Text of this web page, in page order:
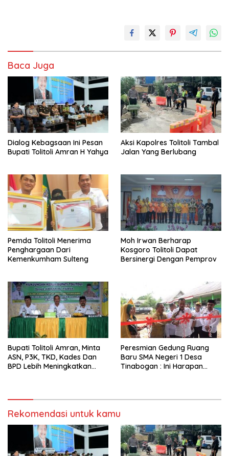
Baca Juga
Dialog Kebagsaan Ini Pesan
Bupati Tolitoli Amran H Yahya
Aksi Kapolres Tolitoli Tambal
Jalan Yang Berlubang
Pemda Tolitoli Menerima
Penghargaan Dari
Kemenkumham Sulteng
Moh Irwan Berharap
Kosgoro Tolitoli Dapat
Bersinergi Dengan Pemprov
Bupati Tolitoli Amran, Minta
ASN, P3K, TKD, Kades Dan
BPD Lebih Meningkatkan
Peresmian Gedung Ruang
Baru SMA Negeri 1 Desa
Tinabogan : Ini Harapan
Rekomendasi untuk kamu